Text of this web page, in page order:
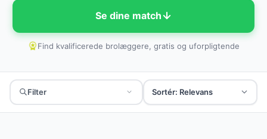
Se dine match
Find kvalificerede brolæggere, gratis og uforpligtende
Filter
Verificeret Med anmeldelser Tilbud